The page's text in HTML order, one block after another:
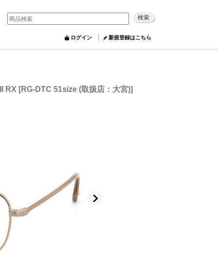
ログイン 新規登録はこちら
RX [RG-DTC 51size (取扱店：大宮)]